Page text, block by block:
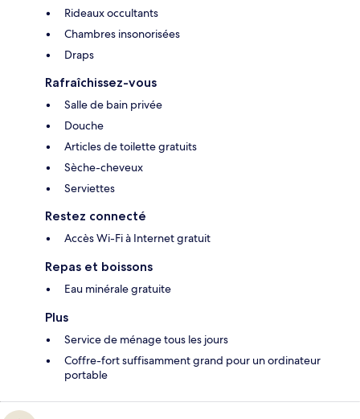
Rideaux occultants
Chambres insonorisées
Draps
Rafraîchissez-vous
Salle de bain privée
Douche
Articles de toilette gratuits
Sèche-cheveux
Serviettes
Restez connecté
Accès Wi-Fi à Internet gratuit
Repas et boissons
Eau minérale gratuite
Plus
Service de ménage tous les jours
Coffre-fort suffisamment grand pour un ordinateur
portable